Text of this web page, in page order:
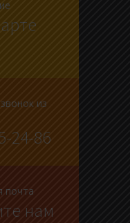
из
24-86
почта
нам